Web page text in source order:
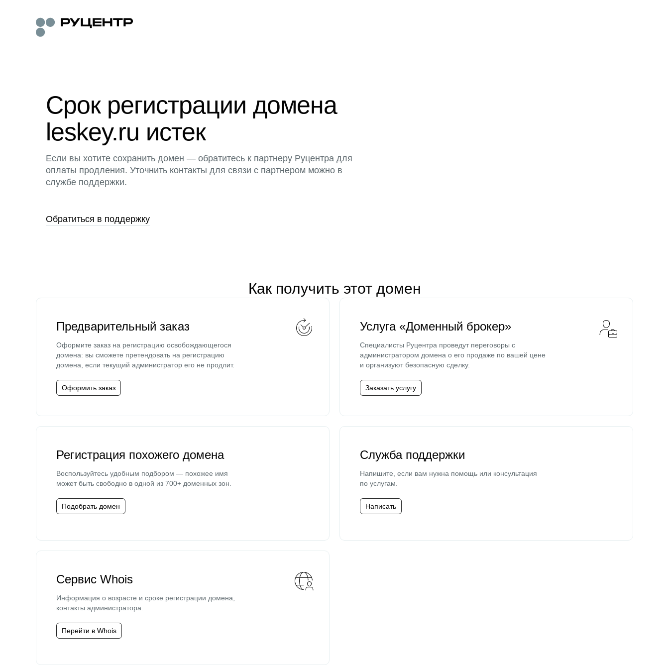
Срок регистрации домена
leskey.ru истек
Если вы хотите сохранить домен — обратитесь к партнеру Руцентра для
оплаты продления. Уточнить контакты для связи с партнером можно в
службе поддержки.
Обратиться в поддержку
Как получить этот домен
Предварительный заказ
Оформите заказ на регистрацию освобождающегося
домена: вы сможете претендовать на регистрацию
домена, если текущий администратор его не продлит.
Оформить заказ
Услуга «Доменный брокер»
Специалисты Руцентра проведут переговоры с
администратором домена о его продаже по вашей цене
и организуют безопасную сделку.
Заказать услугу
Регистрация похожего домена
Воспользуйтесь удобным подбором — похожее имя
может быть свободно в одной из 700+ доменных зон.
Подобрать домен
Служба поддержки
Напишите, если вам нужна помощь или консультация
по услугам.
Написать
Сервис Whois
Информация о возрасте и сроке регистрации домена,
контакты администратора.
Перейти в Whois